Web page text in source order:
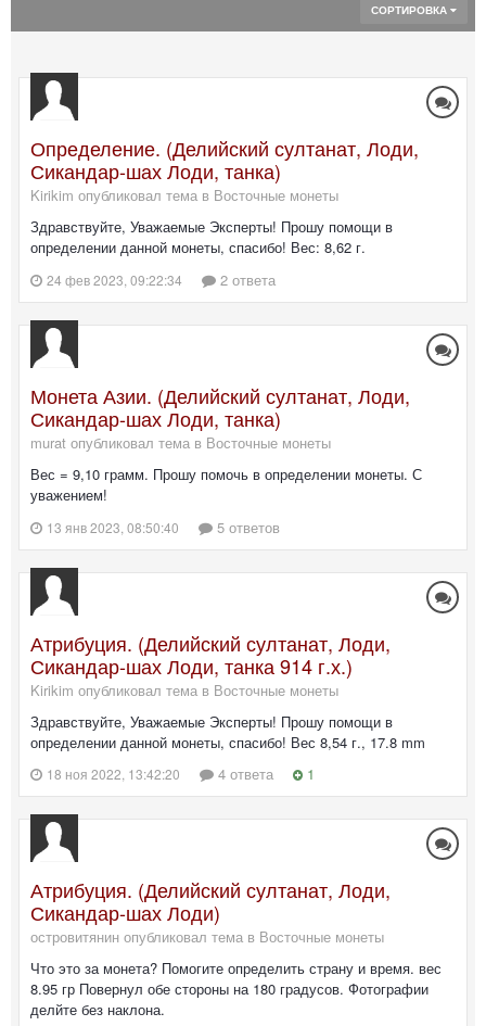
СОРТИРОВКА
Определение. (Делийский султанат, Лоди,
Сикандар-шах Лоди, танка)
Kirikim опубликовал тема в Восточные монеты
Здравствуйте, Уважаемые Эксперты! Прошу помощи в
определении данной монеты, спасибо! Вес: 8,62 г.
24 фев 2023, 09:22:34 2 ответа
Монета Азии. (Делийский султанат, Лоди,
Сикандар-шах Лоди, танка)
murat опубликовал тема в Восточные монеты
Вес = 9,10 грамм. Прошу помочь в определении монеты. С
уважением!
13 янв 2023, 08:50:40 5 ответов
Атрибуция. (Делийский султанат, Лоди,
Сикандар-шах Лоди, танка 914 г.х.)
Kirikim опубликовал тема в Восточные монеты
Здравствуйте, Уважаемые Эксперты! Прошу помощи в
определении данной монеты, спасибо! Вес 8,54 г., 17.8 mm
18 ноя 2022, 13:42:20 4 ответа 1
Атрибуция. (Делийский султанат, Лоди,
Сикандар-шах Лоди)
островитянин опубликовал тема в Восточные монеты
Что это за монета? Помогите определить страну и время. вес
8.95 гр Повернул обе стороны на 180 градусов. Фотографии
делйте без наклона.